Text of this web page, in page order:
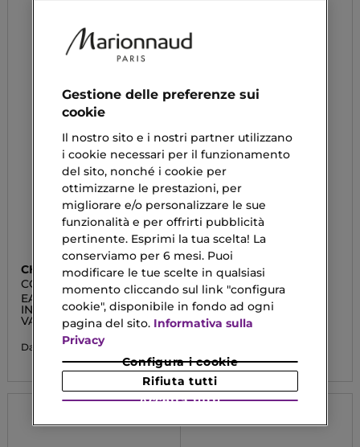
CHANEL
COCO MADEMOISELLE
EAU DE PARFUM
INTENSE
VAPORIZZATORE
Da 105,90 €
DOLCE&GABBANA
MY DEVOTION
Eau De Parfum Intense
Da 60,00 €
Gestione delle preferenze sui
cookie
Il nostro sito e i nostri partner utilizzano
i cookie necessari per il funzionamento
del sito, nonché i cookie per
ottimizzarne le prestazioni, per
migliorare e/o personalizzare le sue
funzionalità e per offrirti pubblicità
pertinente. Esprimi la tua scelta! La
conserviamo per 6 mesi. Puoi
modificare le tue scelte in qualsiasi
momento cliccando sul link "configura
cookie", disponibile in fondo ad ogni
pagina del sito. Informativa sulla
Privacy
Configura i cookie
Rifiuta tutti
Accetta tutti